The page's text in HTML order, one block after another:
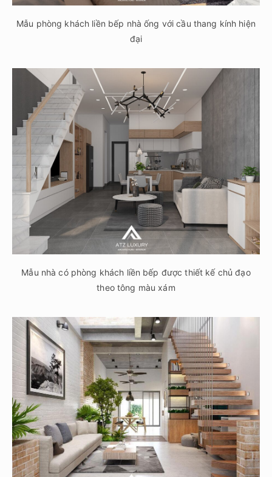
Mẫu phòng khách liền bếp nhà ống với cầu thang kính hiện
đại
Mẫu nhà có phòng khách liền bếp được thiết kế chủ đạo
theo tông màu xám